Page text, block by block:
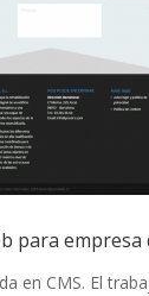
para empresa
en CMS. El